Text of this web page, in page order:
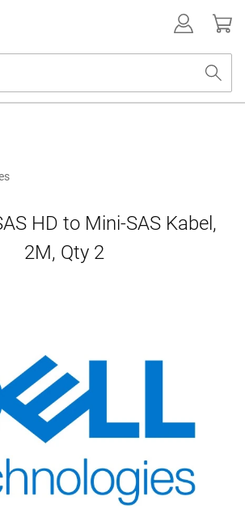
HD to Mini-SAS Kabel,
2M, Qty 2